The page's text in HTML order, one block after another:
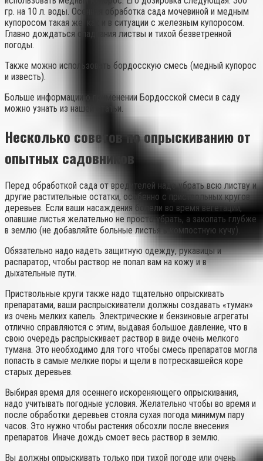
гр. на 10 л. воды. Осенняя обработка сада мочевиной и медным
купоросом такая же, как и в ситуации с железным купоросом.
Главно дождаться опадпания листвы и тихой безветренной
погоды.
Также можно использовать бордосскую смесь (медный купорос
и известь).
Больше информации о применении Бордосской смеси в саду
можно узнать из нашей статьи.
Несколько советов по опрыскиванию от
опытных садовников
Перед обработкой сада от вредителей надо убрать всю листву и
другие растительные остатки, особенно с приствольных кругов
деревьев. Если ваши насаждения болели во время вегетации,
опавшие листья желательно не просто убрать, а закопать глубже
в землю (не добавляйте больные листья в компостную кучу).
Обязательно надо надеть защитную одежду, рукавицы и
распаратор, чтобы раствор не попал вам на кожу и в
дыхательные пути.
Приствольные круги также надо тщательно опрыскивать
препаратами, ваши распрыскиватели должны создавать «туман»
из очень мелких капель. Электрические и бензиновые агрегаты
отлично справляются с этим, выдавая большое давление, что в
свою очередь распрыскивает раствор в виде очень мелкого
тумана. Это необходимо для того чтобы смесь препаратов могла
попасть в самые мелкие поры и щели в потрескавшейся коре
старых деревьев.
Выбирая время для осеннего искореняющего опрыскивания,
надо учитывать погодные условия. Желательно чтобы во время и
после обработки деревьев стояла сухая погода минимум пару
часов. Это нужно чтобы растения обсохли после внесения
препаратов. Иначе дождь смоет весь раствор в землю.
Вы должны опрыскивать только при тихой погоде или очень